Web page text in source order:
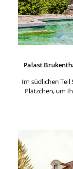
Palast
Im südlichen
Plätzchen, um